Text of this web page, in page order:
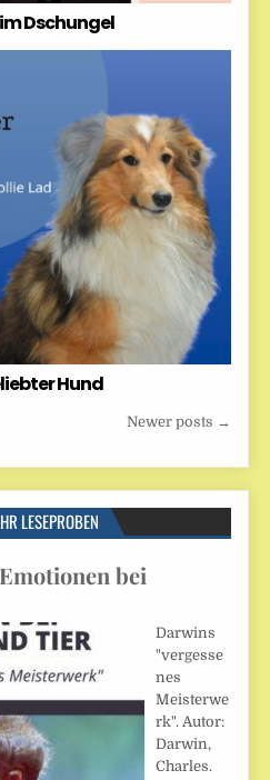
Dschungel
Hund
Newer posts →
LESEPROBEN
bei
Darwins
"vergesse
nes
Meisterwe
rk". Autor:
Darwin,
Charles.